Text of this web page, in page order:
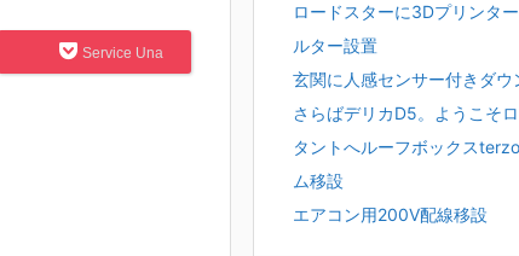
Service Una
ロードスターに3Dプリンタ
ルター設置
玄関に人感センサー付きダウ
さらばデリカD5。ようこそロ
タントへルーフボックス
ム移設
エアコン用200V配線移設